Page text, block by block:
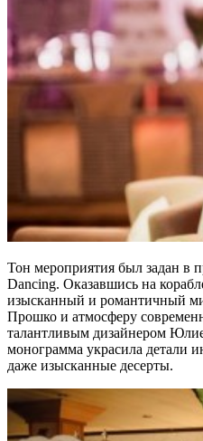
Тон мероприятия был задан
Dancing. Оказавшись на
изысканный и романтичный
Прошко и атмосферу
талантливым дизайнером
монограмма украсила детали
даже изысканные десерты.